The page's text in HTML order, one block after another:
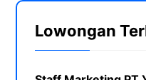
Lowongan